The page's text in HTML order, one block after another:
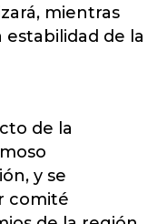
mientras
de la
de la
y se
comité